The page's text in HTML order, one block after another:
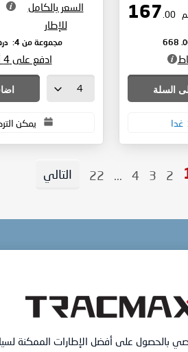
.00
السلة
غدا
السعر بالكامل
للإطار
مجموعة من 4:
ادفع على 4 أقساط
يمكن
Page
You're currently readingPage
2
Page
3
Page
4
...
Page
22 التالي
بالحصول على أفضل الإطارات الممكنة